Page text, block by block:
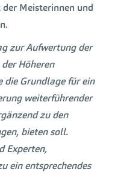
Meisterinnen und
zur Aufwertung der
Höheren
die Grundlage für ein
weiterführender
zu den
bieten soll.
Experten,
ein entsprechendes